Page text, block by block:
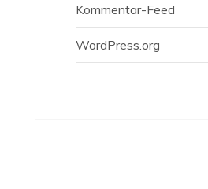
Kommentar-Feed
WordPress.org